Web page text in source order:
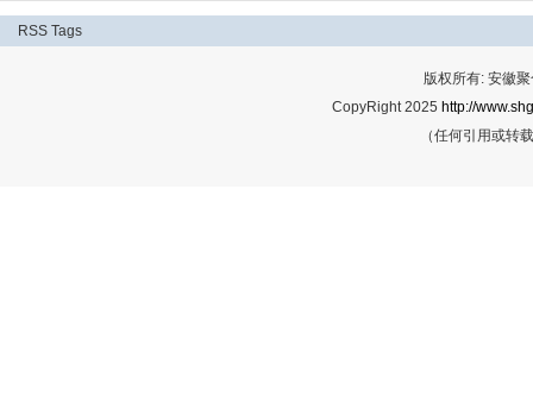
RSS Tags
版权所有: 安徽
CopyRight 2025 http://
（任何引用或转